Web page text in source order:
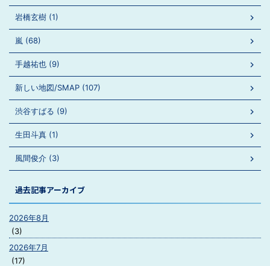
岩橋玄樹 (1)
嵐 (68)
手越祐也 (9)
新しい地図/SMAP (107)
渋谷すばる (9)
生田斗真 (1)
風間俊介 (3)
過去記事アーカイブ
2026年8月
(3)
2026年7月
(17)